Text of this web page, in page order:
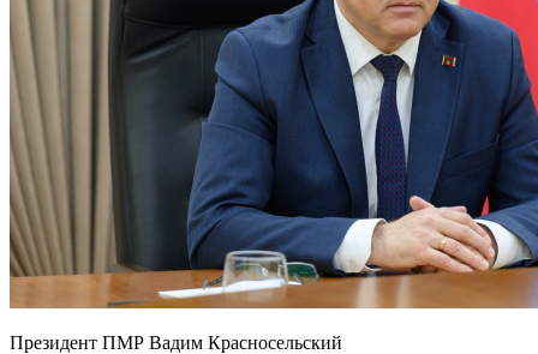
Президент ПМР Вадим Красносельский